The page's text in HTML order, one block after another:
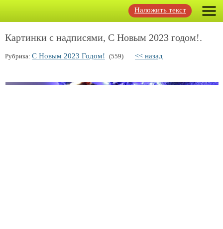
Наложить текст
Картинки с надписями, С Новым 2023 годом!.
Рубрика: С Новым 2023 Годом! (559) << назад